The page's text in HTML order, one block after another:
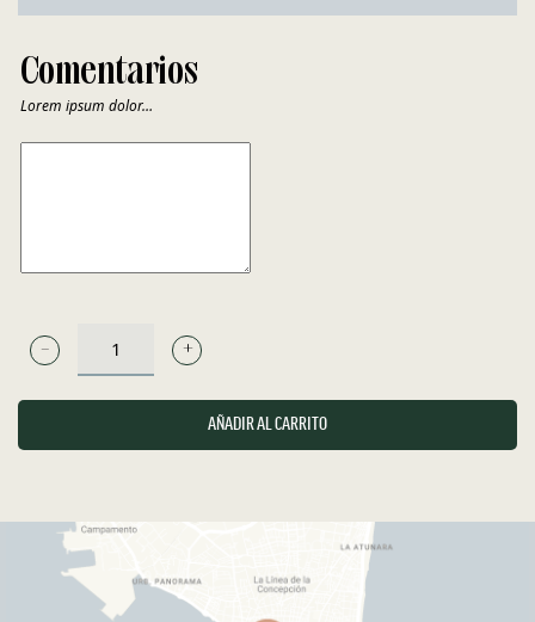
Comentarios
Lorem ipsum dolor…
LEGENDARIO
RON
AÑADIR AL CARRITO